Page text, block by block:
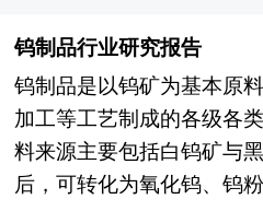
项交易的法律文书中、协
编制相关的并购公告，提
符合收购方需要和自身条
委托的情况下代理完成收购
划出一块区域，通过优化
境，制定一系列优惠政策
驻和发展，这为形成产业
准备了条件。 要使包括成
新优势、扩张优势等方面
结了此前的连续增长势头
是多重行业结构性矛盾集
来，随着“光伏+储能”“光
广，以及户用光伏补贴政
量有望继续维持高位，但
池直接转化为电能，支撑
跨地域的能源调配，弥补
足。 风险投资是在创业企
本，待其发育相对成熟后
投入的资本由股权形态转
钨制品行业研究报告
钨制品是以钨矿为基本原
加工等工艺制成的各级各
料来源主要包括白钨矿与
后，可转化为氧化钨、钨